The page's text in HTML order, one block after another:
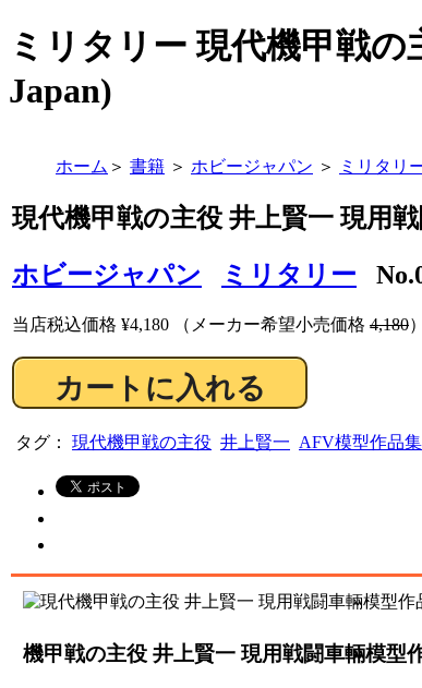
ミリタリー 現代機甲戦
Japan)
ホーム ＞ 書籍 ＞ ホビージャパン ＞ ミリタリ
現代機甲戦の主役 井上賢一 現用
ホビージャパン
ミリタリー
当店税込価格 ¥4,180 （メーカー希望小売価格 4,180）
タグ： 現代機甲戦の主役 井上賢一 AFV模型作品集
機甲戦の主役 井上賢一 現用戦闘車輛模型